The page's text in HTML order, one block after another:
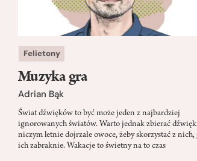
Felietony
Muzyka gra
Adrian Bąk
Świat dźwięków to być może jeden z najbardziej
ignorowanych światów. Warto jednak zbierać
niczym letnie dojrzałe owoce, żeby skorzystać z nich,
ich zabraknie. Wakacje to świetny na to czas